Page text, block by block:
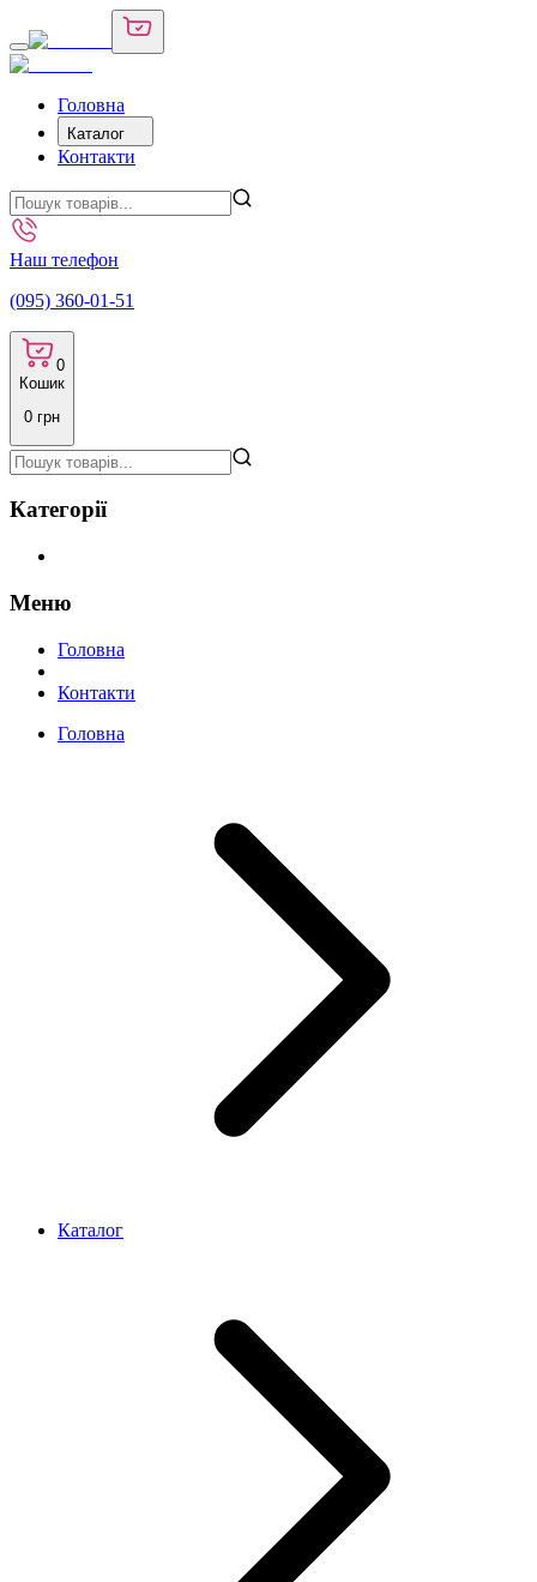
Головна
Каталог
Контакти
Наш телефон
(095) 360-01-51
0
Кошик
0 грн
Категорії
Меню
Головна
Контакти
Головна
Каталог